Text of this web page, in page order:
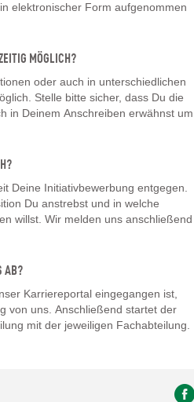
elektronischer Form aufgenommen
MÖGLICH?
oder auch in unterschiedlichen
Stelle bitte sicher, dass Du die
in Deinem Anschreiben erwähnst um
Deine Initiativbewerbung entgegen.
Du anstrebst und in welche
willst. Wir melden uns anschließend
AB?
Karriereportal eingegangen ist,
von uns. Anschließend startet der
mit der jeweiligen Fachabteilung.